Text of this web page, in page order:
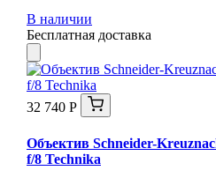
В наличии
Бесплатная доставка
32 740 Р
Объектив Schneider-
f/8 Technika